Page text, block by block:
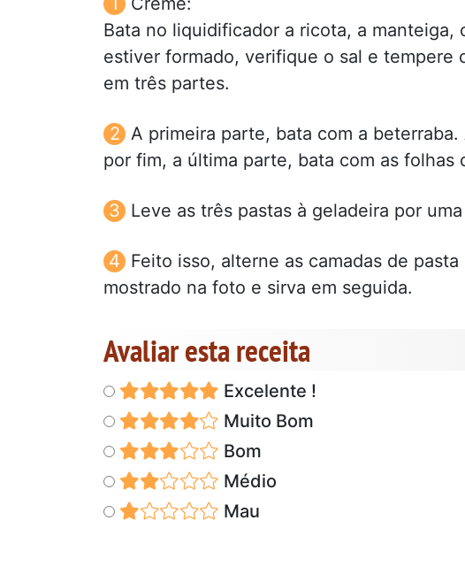
Bata no liquidificador a ricota, a
estiver formado, verifique o sal e tempere
em três partes.
A primeira parte, bata com a
por fim, a última parte, bata com as folhas
Leve as três pastas à geladeira por
Feito isso, alterne as camadas de
mostrado na foto e sirva em seguida.
Avaliar esta receita
Excelente !
Muito Bom
Bom
Médio
Mau